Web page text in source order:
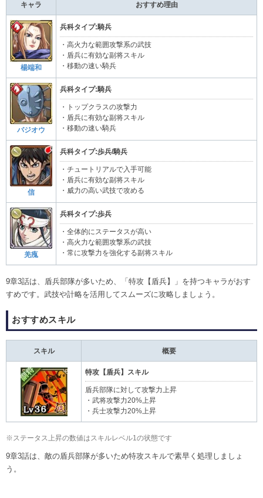
キャラ おすすめ理由
楊端和
兵科タイプ:騎兵
・高火力な範囲攻撃系の武技
・盾兵に有効な副将スキル
・移動の速い騎兵
バジオウ
兵科タイプ:騎兵
・トップクラスの攻撃力
・盾兵に有効な副将スキル
・移動の速い騎兵
信
兵科タイプ:歩兵/騎兵
・チュートリアルで入手可能
・盾兵に有効な副将スキル
・威力の高い武技で攻める
羌瘣
兵科タイプ:歩兵
・全体的にステータスが高い
・高火力な範囲攻撃系の武技
・常に攻撃力を強化する副将スキル
9章3話は、盾兵部隊が多いため、「特攻【盾兵】」を持つキャラがおす
すめです。武技や計略を活用してスムーズに攻略しましょう。
おすすめスキル
スキル 概要
特攻【盾兵】スキル
盾兵部隊に対して攻撃力上昇
・武将攻撃力20%上昇
・兵士攻撃力20%上昇
※ステータス上昇の数値はスキルレベル1の状態です
9章3話は、敵の盾兵部隊が多いため特攻スキルで素早く処理しましょ
う。